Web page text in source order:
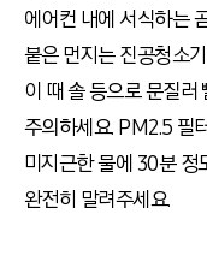
에어컨 내에 서식하는
붙은 먼지는 진공청소
이 때 솔 등으로 문질러
주의하세요. PM2.5 필
미지근한 물에 30분 정
완전히 말려주세요.